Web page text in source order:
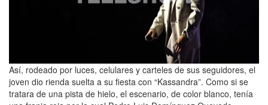
Así, rodeado por luces, celulares y carteles de sus seguidores, el
joven dio rienda suelta a su fiesta con “Kassandra”. Como si se
tratara de una pista de hielo, el escenario, de color blanco, tenía